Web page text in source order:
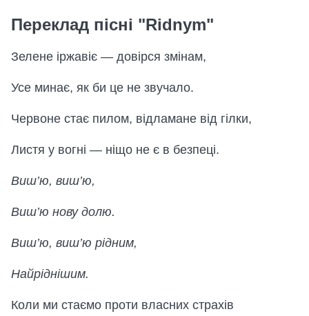
Переклад пісні "Ridnym"
Зелене іржавіє — довірся змінам,
Усе минає, як би це не звучало.
Червоне стає пилом, відламане від гілки,
Листя у вогні — ніщо не є в безпеці.
Виш’ю, виш’ю,
Виш’ю нову долю.
Виш’ю, виш’ю рідним,
Найріднішим.
Коли ми стаємо проти власних страхів